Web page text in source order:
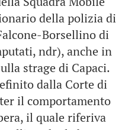
della polizia di
Borsellino di
ndr), anche in
strage di Capaci.
dalla Corte di
il comportamento
il quale riferiva